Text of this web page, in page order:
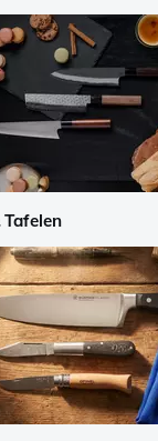
Tafelen